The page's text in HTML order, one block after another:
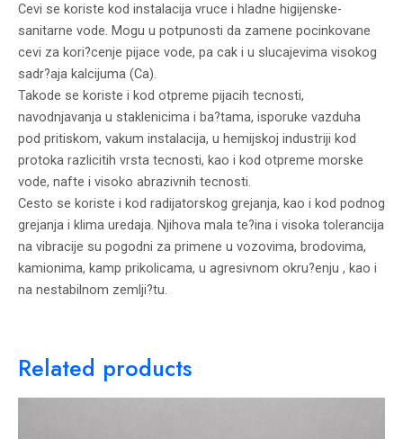
Cevi se koriste kod instalacija vruce i hladne higijenske-
sanitarne vode. Mogu u potpunosti da zamene pocinkovane
cevi za kori?cenje pijace vode, pa cak i u slucajevima visokog
sadr?aja kalcijuma (Ca).
Takode se koriste i kod otpreme pijacih tecnosti,
navodnjavanja u staklenicima i ba?tama, isporuke vazduha
pod pritiskom, vakum instalacija, u hemijskoj industriji kod
protoka razlicitih vrsta tecnosti, kao i kod otpreme morske
vode, nafte i visoko abrazivnih tecnosti.
Cesto se koriste i kod radijatorskog grejanja, kao i kod podnog
grejanja i klima uredaja. Njihova mala te?ina i visoka tolerancija
na vibracije su pogodni za primene u vozovima, brodovima,
kamionima, kamp prikolicama, u agresivnom okru?enju , kao i
na nestabilnom zemlji?tu.
Related products